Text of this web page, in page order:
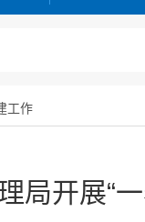
工作
局开展“